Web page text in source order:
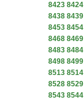
8423 8424
8438 8439
8453 8454
8468 8469
8483 8484
8498 8499
8513 8514
8528 8529
8543 8544